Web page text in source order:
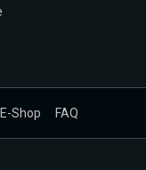
E-Shop FAQ